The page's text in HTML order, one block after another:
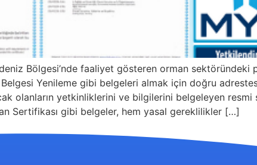
Bölgesi’nde faaliyet gösteren orman sektöründeki
Yenileme gibi belgeleri almak için doğru
olanların yetkinliklerini ve bilgilerini belgeleyen resmi
Sertifikası gibi belgeler, hem yasal gereklilikler […]